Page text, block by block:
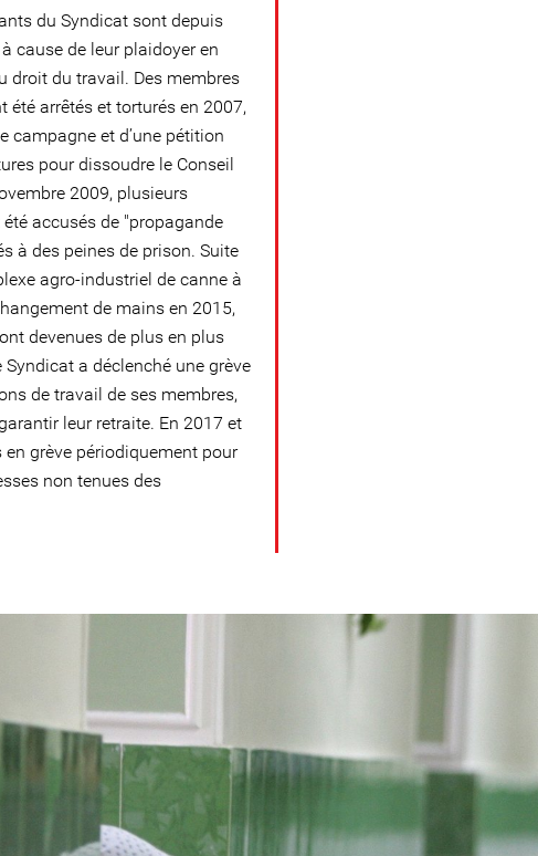
du Syndicat sont depuis
cause de leur plaidoyer en
droit du travail. Des membres
été arrêtés et torturés en 2007,
campagne et d’une pétition
pour dissoudre le Conseil
2009, plusieurs
accusés de "propagande
à des peines de prison. Suite
agro-industriel de canne à
de mains en 2015,
devenues de plus en plus
a déclenché une grève
de travail de ses membres,
leur retraite. En 2017 et
grève périodiquement pour
non tenues des